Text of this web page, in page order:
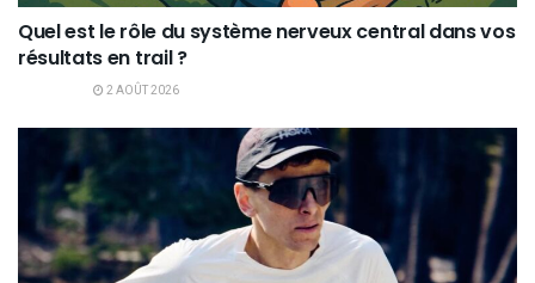
Quel est le rôle du système nerveux central dans vos
résultats en trail ?
2 AOÛT 2026